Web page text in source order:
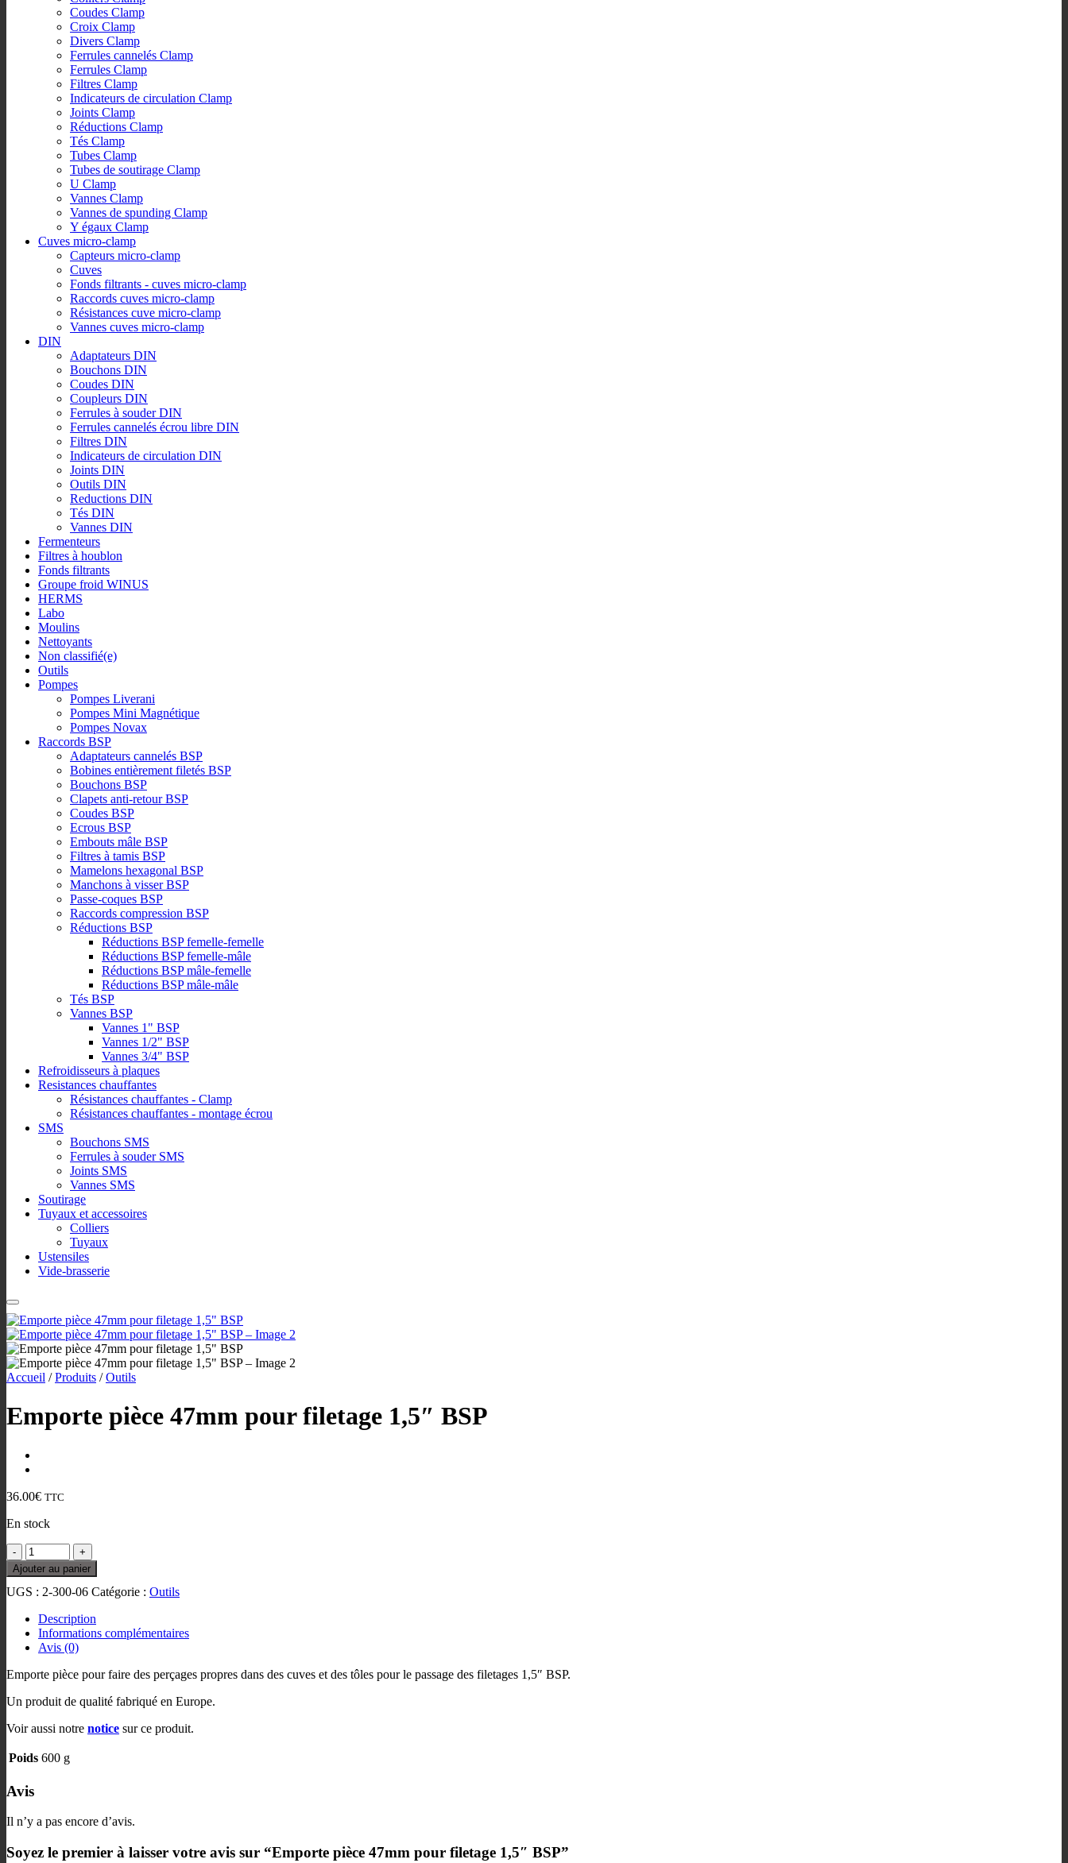
Coudes Clamp
Croix Clamp
Divers Clamp
Ferrules cannelés Clamp
Ferrules Clamp
Filtres Clamp
Indicateurs de circulation Clamp
Joints Clamp
Réductions Clamp
Tés Clamp
Tubes Clamp
Tubes de soutirage Clamp
U Clamp
Vannes Clamp
Vannes de spunding Clamp
Y égaux Clamp
Cuves micro-clamp
Capteurs micro-clamp
Cuves
Fonds filtrants - cuves micro-clamp
Raccords cuves micro-clamp
Résistances cuve micro-clamp
Vannes cuves micro-clamp
DIN
Adaptateurs DIN
Bouchons DIN
Coudes DIN
Coupleurs DIN
Ferrules à souder DIN
Ferrules cannelés écrou libre DIN
Filtres DIN
Indicateurs de circulation DIN
Joints DIN
Outils DIN
Reductions DIN
Tés DIN
Vannes DIN
Fermenteurs
Filtres à houblon
Fonds filtrants
Groupe froid WINUS
HERMS
Labo
Moulins
Nettoyants
Non classifié(e)
Outils
Pompes
Pompes Liverani
Pompes Mini Magnétique
Pompes Novax
Raccords BSP
Adaptateurs cannelés BSP
Bobines entièrement filetés BSP
Bouchons BSP
Clapets anti-retour BSP
Coudes BSP
Ecrous BSP
Embouts mâle BSP
Filtres à tamis BSP
Mamelons hexagonal BSP
Manchons à visser BSP
Passe-coques BSP
Raccords compression BSP
Réductions BSP
Réductions BSP femelle-femelle
Réductions BSP femelle-mâle
Réductions BSP mâle-femelle
Réductions BSP mâle-mâle
Tés BSP
Vannes BSP
Vannes 1" BSP
Vannes 1/2" BSP
Vannes 3/4" BSP
Refroidisseurs à plaques
Resistances chauffantes
Résistances chauffantes - Clamp
Résistances chauffantes - montage écrou
SMS
Bouchons SMS
Ferrules à souder SMS
Joints SMS
Vannes SMS
Soutirage
Tuyaux et accessoires
Colliers
Tuyaux
Ustensiles
Vide-brasserie
Accueil / Produits / Outils
Emporte pièce 47mm pour filetage 1,5″ BSP
36.00€ TTC
En stock
quantité
de
Emporte
pièce
pour
filetage
1,5"
Ajouter au panier
UGS : 2-300-06 Catégorie : Outils
Description
Informations complémentaires
Avis (0)
Emporte pièce pour faire des perçages propres dans des cuves et des tôles pour le passage des filetages 1,5″ BSP.
Un produit de qualité fabriqué en Europe.
Voir aussi notre notice sur ce produit.
Poids 600 g
Avis
Il n’y a pas encore d’avis.
Soyez le premier à laisser votre avis sur “Emporte pièce 47mm pour filetage 1,5″ BSP”